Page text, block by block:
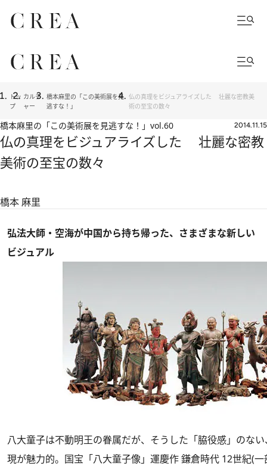
トッ
プ
カルチ
ャー
橋本麻里の「この美術展を見
逃すな！」
仏の真理をビジュアライズした 壮麗な密教美
術の至宝の数々
橋本麻里の「この美術展を見逃すな！」 vol.60 2014.11.15
仏の真理をビジュアライズした 壮麗な密教
美術の至宝の数々
橋本 麻里
弘法大師・空海が中国から持ち帰った、さまざまな新しい
ビジュアル
八大童子は不動明王の眷属だが、そうした「脇役感」のな
現が魅力的。国宝「八大童子像」運慶作 鎌倉時代 12世紀(